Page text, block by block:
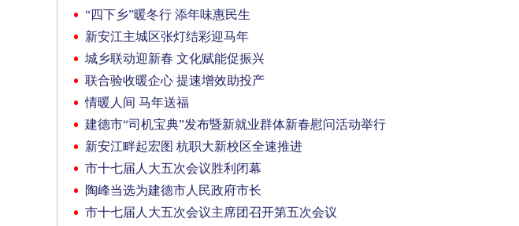
“四下乡”暖冬行 添年味惠民生
新安江主城区张灯结彩迎马年
城乡联动迎新春 文化赋能促振兴
联合验收暖企心 提速增效助投产
情暖人间 马年送福
建德市“司机宝典”发布暨新就业群体新春慰问活动举行
新安江畔起宏图 杭职大新校区全速推进
市十七届人大五次会议胜利闭幕
陶峰当选为建德市人民政府市长
市十七届人大五次会议主席团召开第五次会议